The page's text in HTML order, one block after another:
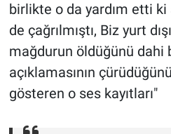
birlikte o da yardım etti
de çağrılmıştı, Biz yurt
mağdurun öldüğünü dahi
açıklamasının
gösteren o ses kayıtları"